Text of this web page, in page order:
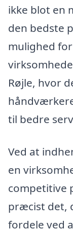
ikke blot en
den bedste
mulighed
Røjle, hvor
til bedre
Ved at
en
competitive
præcist det,
fordele ved